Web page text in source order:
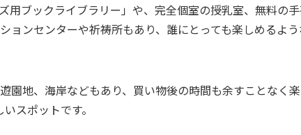
ズ用ブックライブラリー」や、完全個室の授乳室、無料の
ョンセンターや祈祷所もあり、誰にとっても楽しめるよ
園地、海岸などもあり、買い物後の時間も余すことなく
スポットです。